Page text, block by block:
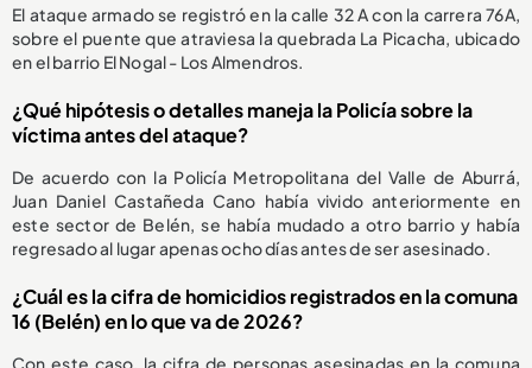
El ataque armado se registró en la calle 32 A con la carrera 76A,
sobre el puente que atraviesa la quebrada La Picacha, ubicado
en el barrio El Nogal - Los Almendros.
¿Qué hipótesis o detalles maneja la Policía sobre la
víctima antes del ataque?
De acuerdo con la Policía Metropolitana del Valle de Aburrá,
Juan Daniel Castañeda Cano había vivido anteriormente en
este sector de Belén, se había mudado a otro barrio y había
regresado al lugar apenas ocho días antes de ser asesinado.
¿Cuál es la cifra de homicidios registrados en la comuna
16 (Belén) en lo que va de 2026?
Con este caso, la cifra de personas asesinadas en la comuna